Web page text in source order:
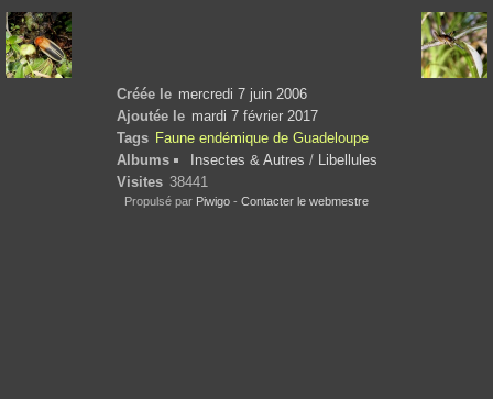
Créée le mercredi 7 juin 2006
Ajoutée le mardi 7 février 2017
Tags Faune endémique de Guadeloupe
Albums
Insectes & Autres / Libellules
Visites 38441
Propulsé par Piwigo - Contacter le webmestre